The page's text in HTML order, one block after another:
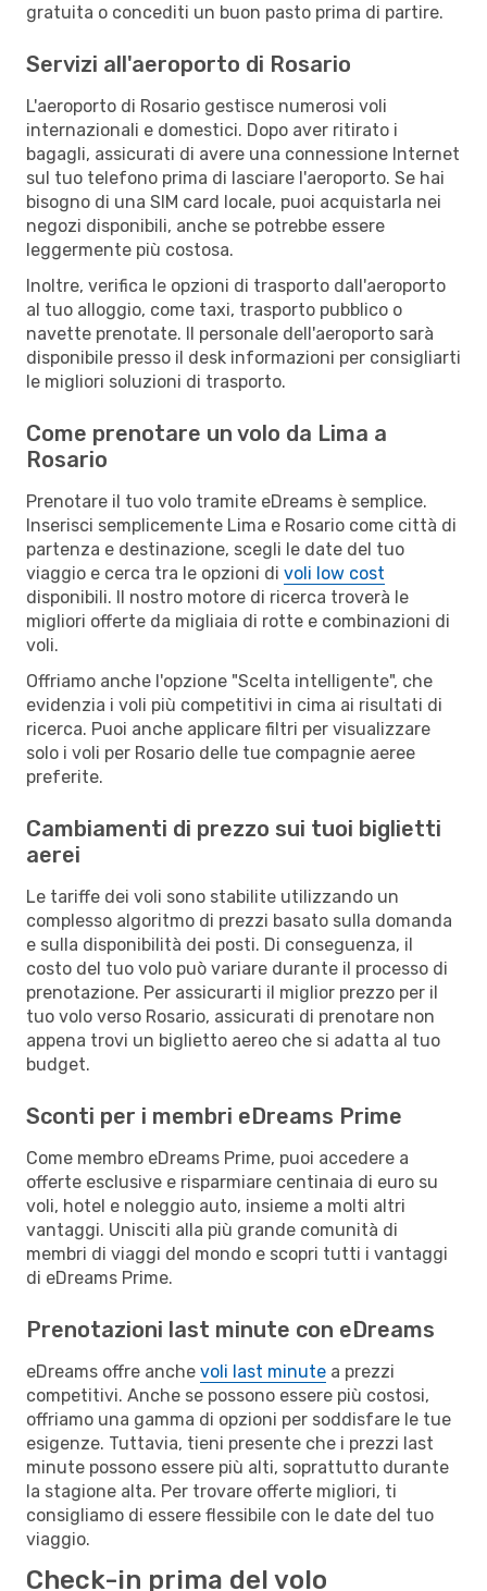
gratuita o concediti un buon pasto prima di partire.
Servizi all'aeroporto di Rosario
L'aeroporto di Rosario gestisce numerosi voli
internazionali e domestici. Dopo aver ritirato i
bagagli, assicurati di avere una connessione Internet
sul tuo telefono prima di lasciare l'aeroporto. Se hai
bisogno di una SIM card locale, puoi acquistarla nei
negozi disponibili, anche se potrebbe essere
leggermente più costosa.
Inoltre, verifica le opzioni di trasporto dall'aeroporto
al tuo alloggio, come taxi, trasporto pubblico o
navette prenotate. Il personale dell'aeroporto sarà
disponibile presso il desk informazioni per consigliarti
le migliori soluzioni di trasporto.
Come prenotare un volo da Lima a
Rosario
Prenotare il tuo volo tramite eDreams è semplice.
Inserisci semplicemente Lima e Rosario come città di
partenza e destinazione, scegli le date del tuo
viaggio e cerca tra le opzioni di voli low cost
disponibili. Il nostro motore di ricerca troverà le
migliori offerte da migliaia di rotte e combinazioni di
voli.
Offriamo anche l'opzione "Scelta intelligente", che
evidenzia i voli più competitivi in cima ai risultati di
ricerca. Puoi anche applicare filtri per visualizzare
solo i voli per Rosario delle tue compagnie aeree
preferite.
Cambiamenti di prezzo sui tuoi biglietti
aerei
Le tariffe dei voli sono stabilite utilizzando un
complesso algoritmo di prezzi basato sulla domanda
e sulla disponibilità dei posti. Di conseguenza, il
costo del tuo volo può variare durante il processo di
prenotazione. Per assicurarti il miglior prezzo per il
tuo volo verso Rosario, assicurati di prenotare non
appena trovi un biglietto aereo che si adatta al tuo
budget.
Sconti per i membri eDreams Prime
Come membro eDreams Prime, puoi accedere a
offerte esclusive e risparmiare centinaia di euro su
voli, hotel e noleggio auto, insieme a molti altri
vantaggi. Unisciti alla più grande comunità di
membri di viaggi del mondo e scopri tutti i vantaggi
di eDreams Prime.
Prenotazioni last minute con eDreams
eDreams offre anche voli last minute a prezzi
competitivi. Anche se possono essere più costosi,
offriamo una gamma di opzioni per soddisfare le tue
esigenze. Tuttavia, tieni presente che i prezzi last
minute possono essere più alti, soprattutto durante
la stagione alta. Per trovare offerte migliori, ti
consigliamo di essere flessibile con le date del tuo
viaggio.
Check-in prima del volo